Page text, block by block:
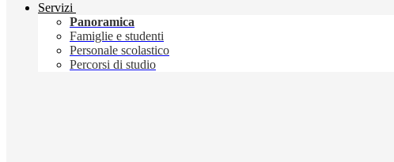
Servizi
Panoramica
Famiglie e studenti
Personale scolastico
Percorsi di studio